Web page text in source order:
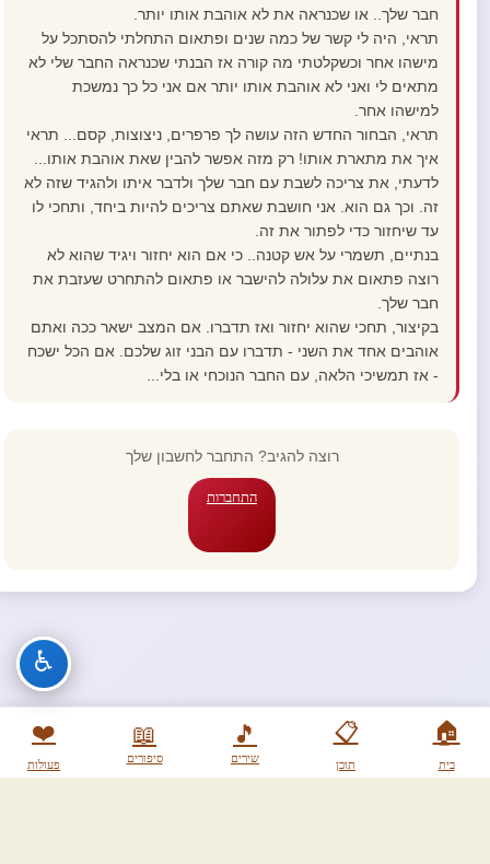
🏠
בית
📋
תוכן
🎵
שירים
📖
סיפורים
❤️
פעולות
חבר שלך.. או שכנראה את לא אוהבת אותו יותר.
תראי, היה לי קשר של כמה שנים ופתאום התחלתי להסתכל על
מישהו אחר וכשקלטתי מה קורה אז הבנתי שכנראה החבר שלי לא
מתאים לי ואני לא אוהבת אותו יותר אם אני כל כך נמשכת
למישהו אחר.
תראי, הבחור החדש הזה עושה לך פרפרים, ניצוצות, קסם... תראי
איך את מתארת אותו! רק מזה אפשר להבין שאת אוהבת אותו...
לדעתי, את צריכה לשבת עם חבר שלך ולדבר איתו ולהגיד שזה לא
זה. וכך גם הוא. אני חושבת שאתם צריכים להיות ביחד, ותחכי לו
עד שיחזור כדי לפתור את זה.
בנתיים, תשמרי על אש קטנה.. כי אם הוא יחזור ויגיד שהוא לא
רוצה פתאום את עלולה להישבר או פתאום להתחרט שעזבת את
חבר שלך.
בקיצור, תחכי שהוא יחזור ואז תדברו. אם המצב ישאר ככה ואתם
אוהבים אחד את השני - תדברו עם הבני זוג שלכם. אם הכל ישכח
- אז תמשיכי הלאה, עם החבר הנוכחי או בלי...
רוצה להגיב? התחבר לחשבון שלך
התחברות
♿